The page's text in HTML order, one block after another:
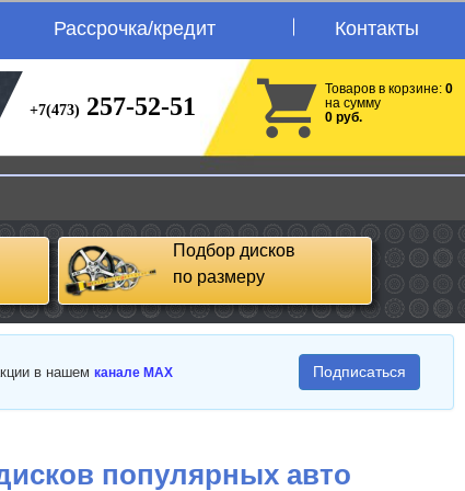
Рассрочка/кредит Контакты
+7(473) 257-52-51
Товаров в корзине: 0
на сумму
0 руб.
Подбор дисков
по размеру
в нашем канале MAX Подписаться
популярных авто